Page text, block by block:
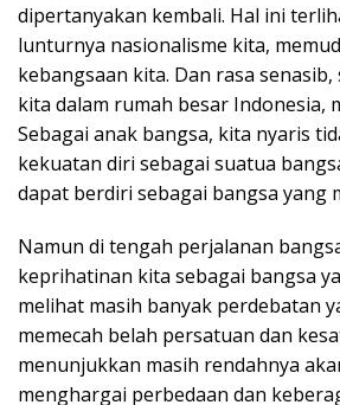
dipertanyakan kembali. Hal ini
lunturnya nasionalisme kita,
kebangsaan kita. Dan rasa
kita dalam rumah besar Indonesia,
Sebagai anak bangsa, kita nyaris
kekuatan diri sebagai suatua
dapat berdiri sebagai bangsa yang
Namun di tengah perjalanan
keprihatinan kita sebagai bangsa
melihat masih banyak perdebatan
memecah belah persatuan dan
menunjukkan masih rendahnya
menghargai perbedaan dan